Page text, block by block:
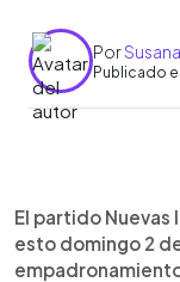
Por
Publicado
►
El partido
esto domingo 2